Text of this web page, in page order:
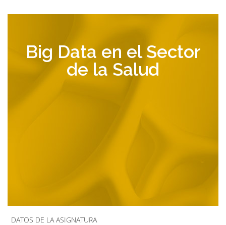
la
navegación
Big Data en el Sector
de la Salud
DATOS DE LA ASIGNATURA